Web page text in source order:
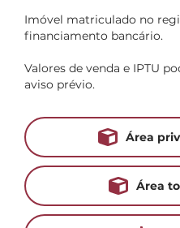
Imóvel matriculado no
financiamento bancário.
Valores de venda e IPTU
aviso prévio.
Área
Área